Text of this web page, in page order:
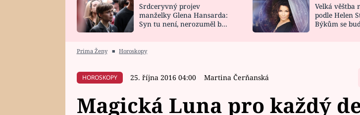
HOROSKOP NA
CELEBRITY
VAŘENÍ
NOVINKY
VIDEORECEPTY
Srdceryvný projev
manželky Glena Hansarda:
Syn tu není, nerozuměl by
Velká věštba
podle Helen
Býkům se
Prima Ženy ■ Horoskopy
HOROSKOPY 25. října 2016 04:00 Martina Čerňanská
Magická Luna pro každý